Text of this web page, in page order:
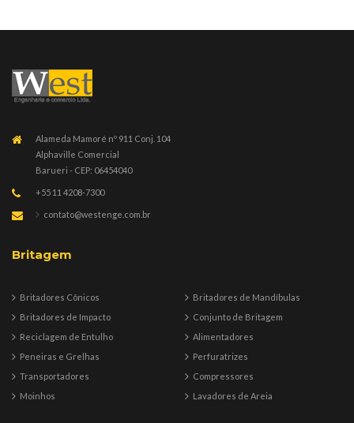
Alameda Mamoré nº 911 Conj. 104
Alphaville Comercial
Barueri - CEP: 06454040
+55 11 4208-7300
contato@westenge.com.br
Britagem
Britadores Cônicos
Britadores de Impacto
Reciclagem de Entulho
Peneiras e Grelhas
Transportadores
Moinhos
Britadores de Mandíbulas
Conjunto de Britagem
Alimentadores
Perfuratrizes
Compressores
Lavadores de Areia